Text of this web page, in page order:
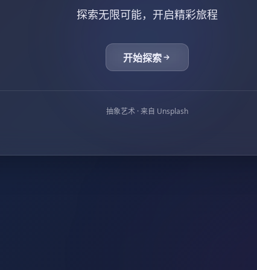
探索无限可能，开启精彩旅程
开始探索
抽象艺术 · 来自 Unsplash